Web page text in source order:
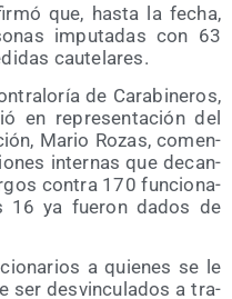
que, has­ta la fecha,
impu­tadas con 63
cautelares.
de Cara­bi­ne­ros,
en repre­sen­ta­ción del
Mario Rozas, comen­
inter­nas que decan­
con­tra 170 fun­cio­na­
16 ya fue­ron dados de
a quie­nes se le
ser des­vin­cu­la­dos a tra­